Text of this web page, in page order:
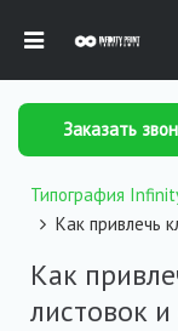
Заказать
Типография
Как привлечь
Как
листовок